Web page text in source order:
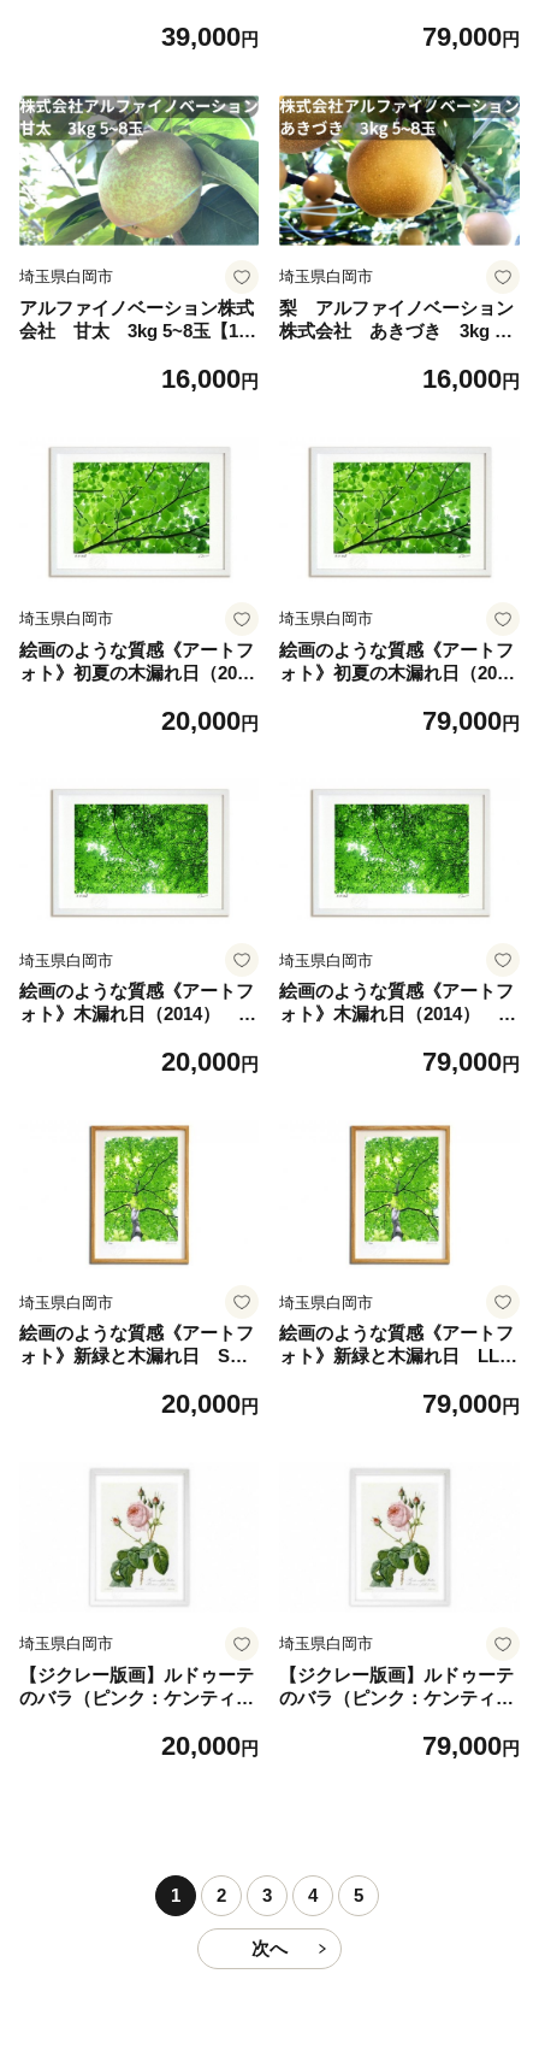
39,000円 79,000円
埼玉県白岡市
アルファイノベーション株式
会社 甘太 3kg 5~8玉【112
16,000円
埼玉県白岡市
梨 アルファイノベーション
株式会社 あきづき 3kg 5~
白岡美人 埼玉県 白岡市
16,000円
埼玉県白岡市
絵画のような質感《アートフ
ォト》初夏の木漏れ日（201
20,000円
埼玉県白岡市
絵画のような質感《アートフ
ォト》初夏の木漏れ日（201
79,000円
埼玉県白岡市
絵画のような質感《アートフ
ォト》木漏れ日（2014） S
20,000円
埼玉県白岡市
絵画のような質感《アートフ
ォト》木漏れ日（2014） L
79,000円
埼玉県白岡市
絵画のような質感《アートフ
ォト》新緑と木漏れ日 Sサ
20,000円
埼玉県白岡市
絵画のような質感《アートフ
ォト》新緑と木漏れ日 LLサ
79,000円
埼玉県白岡市
【ジクレー版画】ルドゥーテ
のバラ（ピンク：ケンティフ
ズ 【11246-0329】20,000円
埼玉県白岡市
【ジクレー版画】ルドゥーテ
のバラ（ピンク：ケンティフ
ズ 【11246-0330】79,000円
1 2 3 4 5
次へ